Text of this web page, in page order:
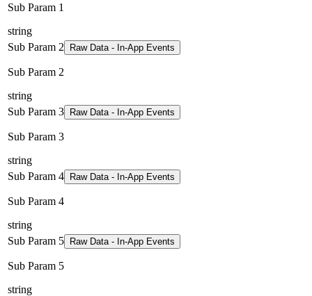
Sub Param 1
string
Sub Param 2
Raw Data - In-App Events
Sub Param 2
string
Sub Param 3
Raw Data - In-App Events
Sub Param 3
string
Sub Param 4
Raw Data - In-App Events
Sub Param 4
string
Sub Param 5
Raw Data - In-App Events
Sub Param 5
string